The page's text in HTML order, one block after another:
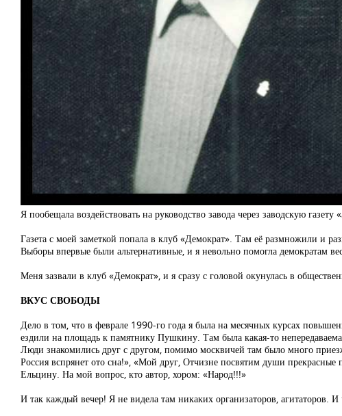
Я пообещала воздействовать на руководство завода через заводскую
Газета с моей заметкой попала в клуб «Демократ». Там её размножили и
Выборы впервые были альтернативные, и я невольно помогла демократам
Меня зазвали в клуб «Демократ», и я сразу с головой окунулась в
ВКУС СВОБОДЫ
Дело в том, что в феврале 1990-го года я была на месячных курсах
ездили на площадь к памятнику Пушкину. Там была какая-то
Люди знакомились друг с другом, помимо москвичей там было много
Россия вспрянет ото сна!», «Мой друг, Отчизне посвятим души
Ельцину. На мой вопрос, кто автор, хором: «Народ!!!»
И так каждый вечер! Я не видела там никаких организаторов, агитаторов.